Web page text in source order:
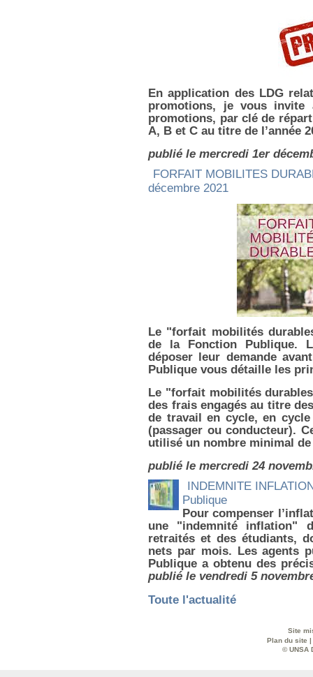
En application des LDG
promotions, je vous invite
promotions, par clé de
A, B et C au titre de l’année
publié le mercredi 1er
FORFAIT MOBILITES
décembre 2021
Le "forfait mobilités
de la Fonction Publique.
déposer leur demande
Publique vous détaille les
Le "for­fait mobi­li­tés
des frais enga­gés au titre
de tra­vail en cycle, en
(pas­sa­ger ou conduc­teur).
uti­lisé un nombre mini­mal de
publié le mercredi 24
INDEMNITE
Publique
Pour compenser
une "indemnité inflation"
retraités et des étudiants,
nets par mois. Les agents
Publique a obtenu des
publié le vendredi 5
Toute l'actualité
Site
Plan du site |
© UNSA